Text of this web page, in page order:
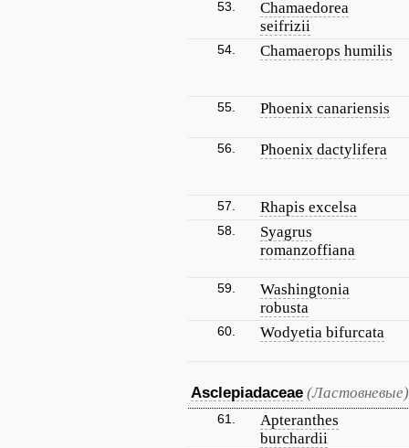
53.
Chamaedorea
seifrizii
54. Chamaerops humilis
55. Phoenix canariensis
56. Phoenix dactylifera
57. Rhapis excelsa
58.
Syagrus
romanzoffiana
59.
Washingtonia
robusta
60. Wodyetia bifurcata
Asclepiadaceae (Ластовневые)
61.
Apteranthes
burchardii